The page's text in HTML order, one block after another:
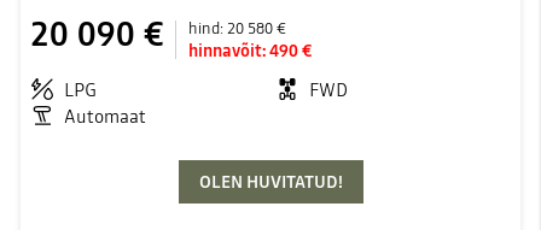
20 090 € hind:20 580 €
hinnavõit:490 €
LPG
FWD
Automaat
OLEN HUVITATUD!